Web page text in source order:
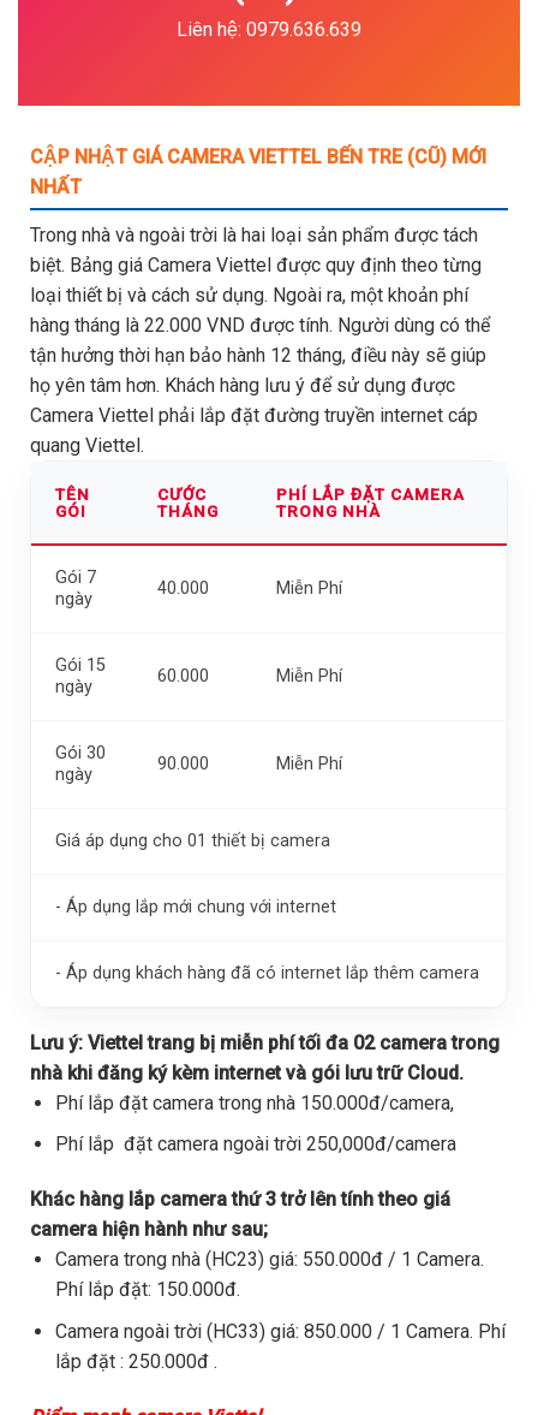
Liên hệ: 0979.636.639
CẬP NHẬT GIÁ CAMERA VIETTEL BẾN TRE (CŨ) MỚI
NHẤT
Trong nhà và ngoài trời là hai loại sản phẩm được tách
biệt. Bảng giá Camera Viettel được quy định theo từng
loại thiết bị và cách sử dụng. Ngoài ra, một khoản phí
hàng tháng là 22.000 VND được tính. Người dùng có thể
tận hưởng thời hạn bảo hành 12 tháng, điều này sẽ giúp
họ yên tâm hơn. Khách hàng lưu ý để sử dụng được
Camera Viettel phải lắp đặt đường truyền internet cáp
quang Viettel.
TÊN
GÓI
CƯỚC
THÁNG
PHÍ LẮP ĐẶT CAMERA
TRONG NHÀ
Gói 7
ngày
40.000 Miễn Phí
Gói 15
ngày
60.000 Miễn Phí
Gói 30
ngày
90.000 Miễn Phí
Giá áp dụng cho 01 thiết bị camera
- Áp dụng lắp mới chung với internet
- Áp dụng khách hàng đã có internet lắp thêm camera
Lưu ý: Viettel trang bị miễn phí tối đa 02 camera trong
nhà khi đăng ký kèm internet và gói lưu trữ Cloud.
Phí lắp đặt camera trong nhà 150.000đ/camera,
Phí lắp đặt camera ngoài trời 250,000đ/camera
Khác hàng lắp camera thứ 3 trở lên tính theo giá
camera hiện hành như sau;
Camera trong nhà (HC23) giá: 550.000đ / 1 Camera.
Phí lắp đặt: 150.000đ.
Camera ngoài trời (HC33) giá: 850.000 / 1 Camera. Phí
lắp đặt : 250.000đ .